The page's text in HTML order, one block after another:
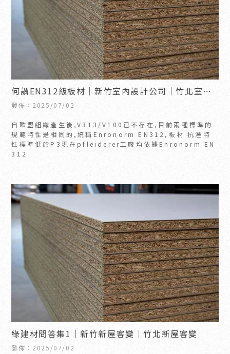
何謂EN312級板材｜新竹室內設計公司｜竹北室內
設計公司
發佈：2025/07/02
自歐盟組織產生後,V313/V100已不存在,目前兩種標準的
規範特性是相同的,統稱Enronorm EN312,板材 抗溼特
性標準低於P3現在pfleiderer工廠均依據Enronorm EN
312
綠建材問答集1｜新竹新屋客變｜竹北新屋客變
發佈：2025/07/02